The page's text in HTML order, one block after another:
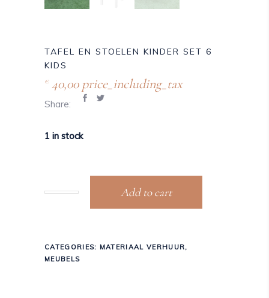
TAFEL EN STOELEN KINDER SET 6
KIDS
€40,00 price_including_tax
Share:
1 in stock
Add to cart
CATEGORIES: MATERIAAL VERHUUR,
MEUBELS